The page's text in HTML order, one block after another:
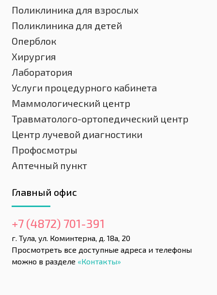
Поликлиника для взрослых
Поликлиника для детей
Оперблок
Хирургия
Лаборатория
Услуги процедурного кабинета
Маммологический центр
Травматолого-ортопедический центр
Центр лучевой диагностики
Профосмотры
Аптечный пункт
Главный офис
+7 (4872) 701-391
г. Тула, ул. Коминтерна, д. 18а, 20
Просмотреть все доступные адреса и телефоны
можно в разделе «Контакты»